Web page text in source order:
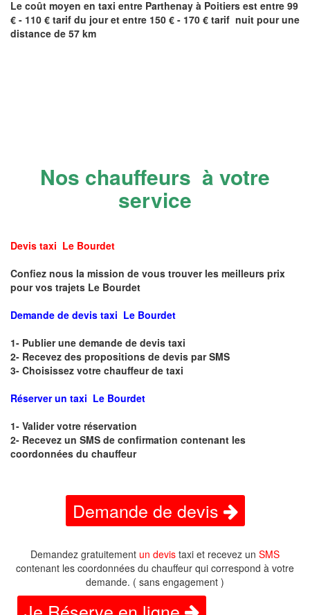
Le coût moyen en taxi entre Parthenay à Poitiers est entre 99
€ - 110 € tarif du jour et entre 150 € - 170 € tarif nuit pour une
distance de 57 km
Nos chauffeurs à votre
service
Devis taxi Le Bourdet
Confiez nous la mission de vous trouver les meilleurs prix
pour vos trajets Le Bourdet
Demande de devis taxi Le Bourdet
1- Publier une demande de devis taxi
2- Recevez des propositions de devis par SMS
3- Choisissez votre chauffeur de taxi
Réserver un taxi Le Bourdet
1- Valider votre réservation
2- Recevez un SMS de confirmation contenant les
coordonnées du chauffeur
Demande de devis
Demandez gratuitement un devis taxi et recevez un SMS
contenant les coordonnées du chauffeur qui correspond à votre
demande. ( sans engagement )